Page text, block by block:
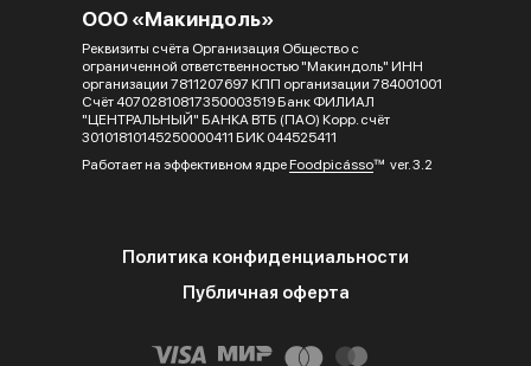
ООО «Макиндоль»
Реквизиты счёта Организация Общество с
ограниченной ответственностью "Макиндоль" ИНН
организации 7811207697 КПП организации 784001001
Счёт 40702810817350003519 Банк ФИЛИАЛ
"ЦЕНТРАЛЬНЫЙ" БАНКА ВТБ (ПАО) Корр. счёт
30101810145250000411 БИК 044525411
Работает на эффективном ядреFoodpicássover. 3.2
Политика конфиденциальности
Публичная оферта